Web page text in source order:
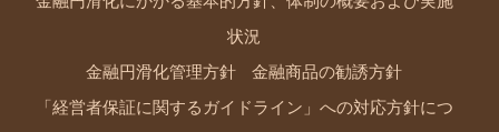
状況
金融円滑化管理方針 金融商品の勧誘方針
「経営者保証に関するガイドライン」への対応方針につ